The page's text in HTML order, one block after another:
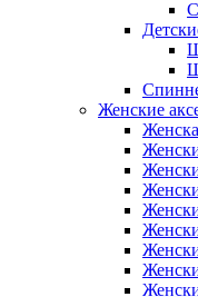
Женские